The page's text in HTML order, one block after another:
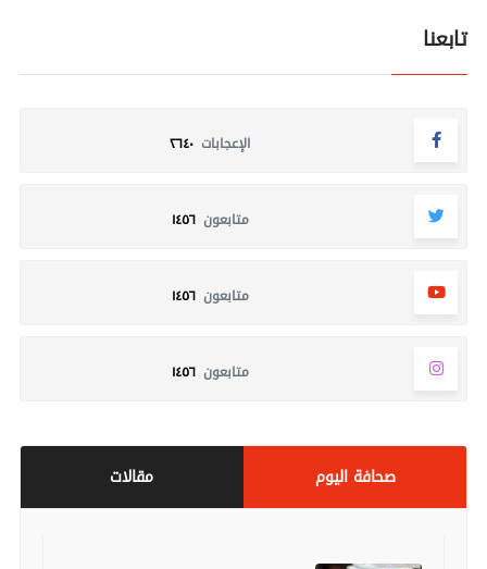
تابعنا
الإعجابات ٢٦٤٠
متابعون ١٤٥٦
متابعون ١٤٥٦
متابعون ١٤٥٦
مقالات صحافة اليوم